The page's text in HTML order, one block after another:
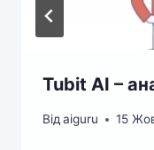
Tubit AI –
Від aiguru 15